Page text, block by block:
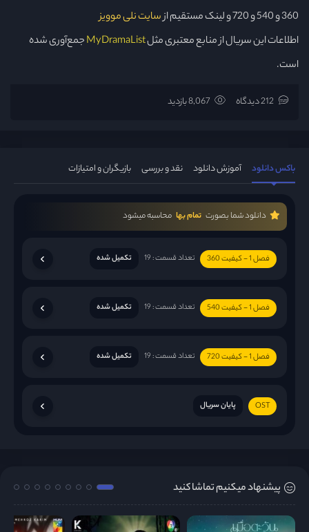
360 و 540 و 720 و لینک مستقیم از
سایت نلی موویز
اطلاعات این سریال از منابع معتبری مثلMyDramaListجمع‌آوری شده
است.
باکس دانلود آموزش دانلود نقد و بررسی بازیگران و امتیازات
دانلود شما بصورت تمام بها محاسبه میشود
فصل 1 - کیفیت 360 تعداد قسمت : 19 تکمیل شده
فصل 1 - کیفیت 540 تعداد قسمت : 19 تکمیل شده
فصل 1 - کیفیت 720 تعداد قسمت : 19 تکمیل شده
OST پایان سریال
پیشنهاد میکنیم تماشا کنید